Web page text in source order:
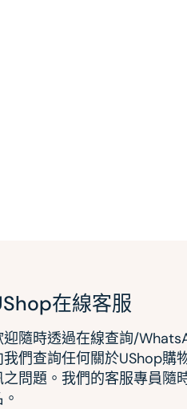
在線客服
迎隨時透過在線查詢/
我們查詢任何關於UShop購
之問題。我們的客服專員隨